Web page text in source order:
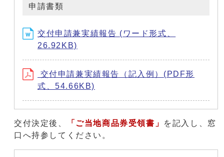
申請書類
交付申請兼実績報告 (ワード形式、
26.92KB)
交付申請兼実績報告（記入例）(PDF形
式、54.66KB)
交付決定後、 「ご当地商品券受領書」
を記入し、窓
口へ持参してください。